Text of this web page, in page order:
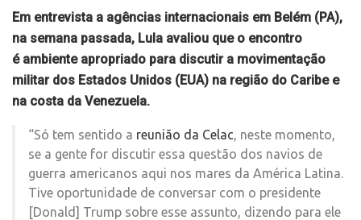
Em entrevista a agências internacionais em Belém (PA),
na semana passada, Lula avaliou que o encontro
é ambiente apropriado para discutir a movimentação
militar dos Estados Unidos (EUA) na região do Caribe e
na costa da Venezuela.
“Só tem sentido a reunião da Celac, neste momento,
se a gente for discutir essa questão dos navios de
guerra americanos aqui nos mares da América Latina.
Tive oportunidade de conversar com o presidente
[Donald] Trump sobre esse assunto, dizendo para ele